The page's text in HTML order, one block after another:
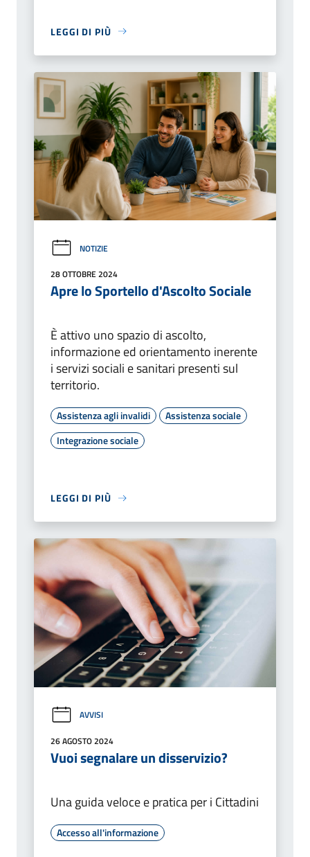
LEGGI DI PIÙ
NOTIZIE
28 OTTOBRE 2024
Apre lo Sportello d'Ascolto Sociale
È attivo uno spazio di ascolto,
informazione ed orientamento inerente
i servizi sociali e sanitari presenti sul
territorio.
Assistenza agli invalidi
Assistenza sociale
Integrazione sociale
LEGGI DI PIÙ
AVVISI
26 AGOSTO 2024
Vuoi segnalare un disservizio?
Una guida veloce e pratica per i Cittadini
Accesso all'informazione